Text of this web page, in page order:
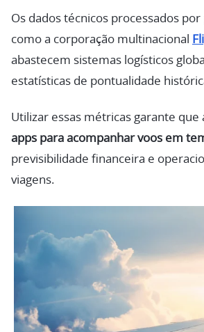
Os dados técnicos processados
como a corporação multinacional
abastecem sistemas logísticos
estatísticas de pontualidade
Utilizar essas métricas garante que
apps para acompanhar voos em
previsibilidade financeira e
viagens.